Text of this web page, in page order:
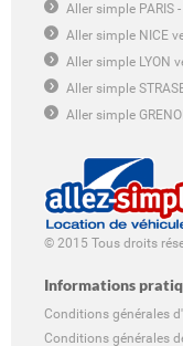
Aller simple PARIS
Aller simple NICE
Aller simple LYON
Aller simple
Aller simple
© 2015 Tous droits
Informations
Conditions générales
Conditions générales